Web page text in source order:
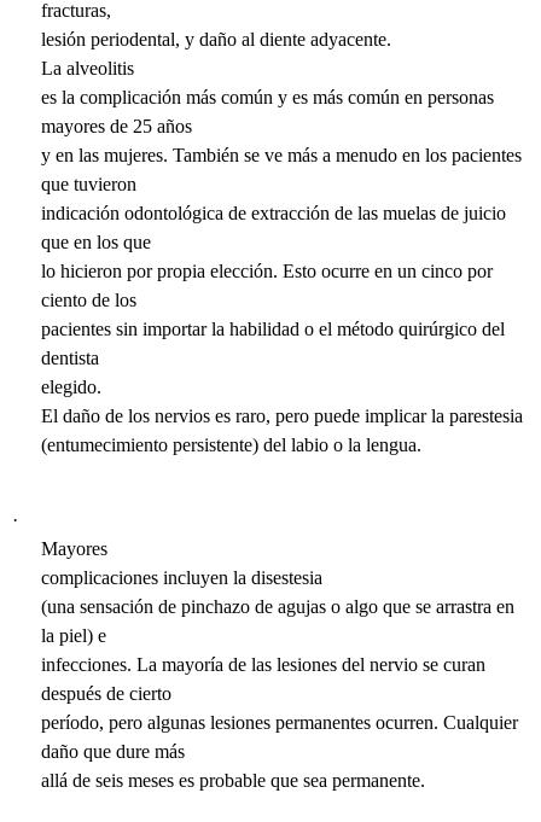
fracturas,
lesión periodental, y daño al diente adyacente.
La alveolitis
es la complicación más común y es más común en personas
mayores de 25 años
y en las mujeres. También se ve más a menudo en los pacientes
que tuvieron
indicación odontológica de extracción de las muelas de juicio
que en los que
lo hicieron por propia elección. Esto ocurre en un cinco por
ciento de los
pacientes sin importar la habilidad o el método quirúrgico del
dentista
elegido.
El daño de los nervios es raro, pero puede implicar la parestesia
(entumecimiento persistente) del labio o la lengua.
·
Mayores
complicaciones incluyen la disestesia
(una sensación de pinchazo de agujas o algo que se arrastra en
la piel) e
infecciones. La mayoría de las lesiones del nervio se curan
después de cierto
período, pero algunas lesiones permanentes ocurren. Cualquier
daño que dure más
allá de seis meses es probable que sea permanente.